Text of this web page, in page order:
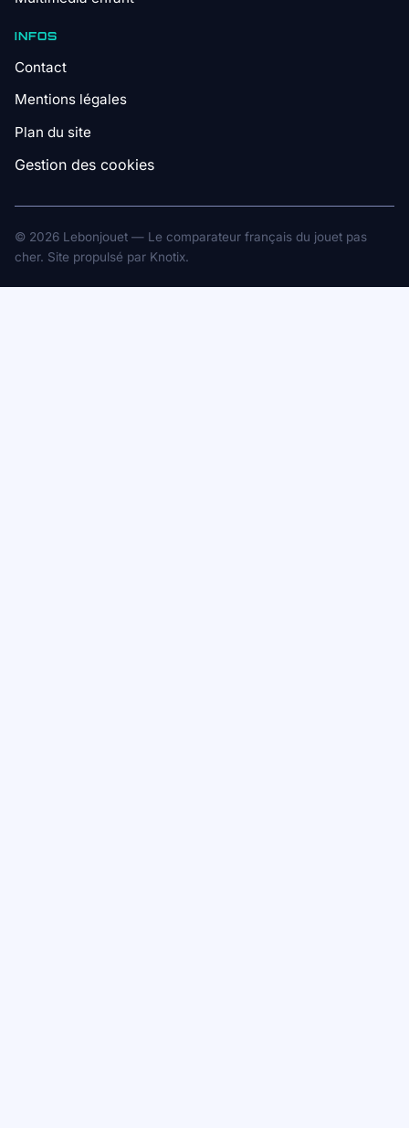
INFOS
Contact
Mentions légales
Plan du site
Gestion des cookies
© 2026 Lebonjouet — Le comparateur français du jouet pas
cher. Site propulsé par Knotix.